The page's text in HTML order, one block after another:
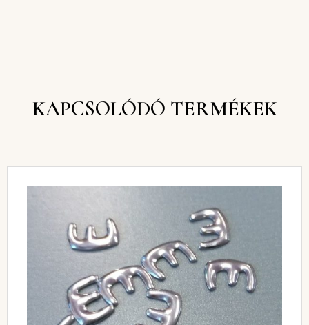
KAPCSOLÓDÓ TERMÉKEK